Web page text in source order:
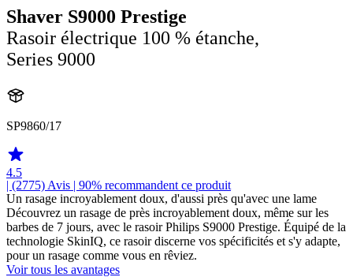
Shaver S9000 Prestige
Rasoir électrique 100 % étanche,
Series 9000
SP9860/17
4.5
| (2775) Avis | 90% recommandent ce produit
Un rasage incroyablement doux, d'aussi près qu'avec une lame
Découvrez un rasage de près incroyablement doux, même sur les
barbes de 7 jours, avec le rasoir Philips S9000 Prestige. Équipé de la
technologie SkinIQ, ce rasoir discerne vos spécificités et s'y adapte,
pour un rasage comme vous en rêviez.
Voir tous les avantages